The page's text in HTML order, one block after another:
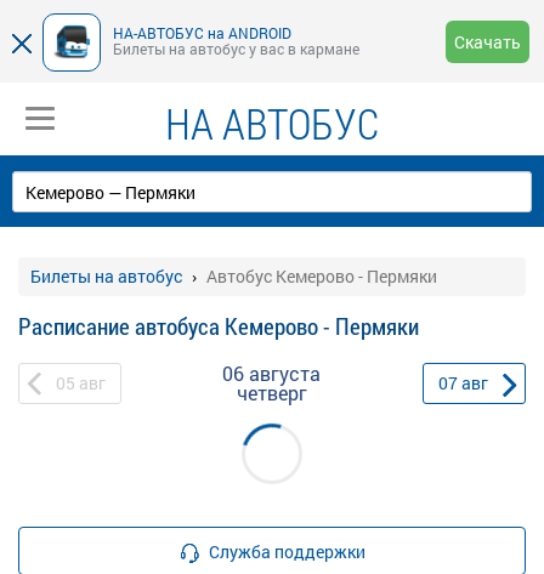
НА-АВТОБУС на ANDROID
Билеты на автобус у вас в кармане
Скачать
НА АВТОБУС
Билеты на автобус Автобус Кемерово - Пермяки
Расписание автобуса Кемерово - Пермяки
05 авг 06 августа
четверг 07авг
Служба поддержки